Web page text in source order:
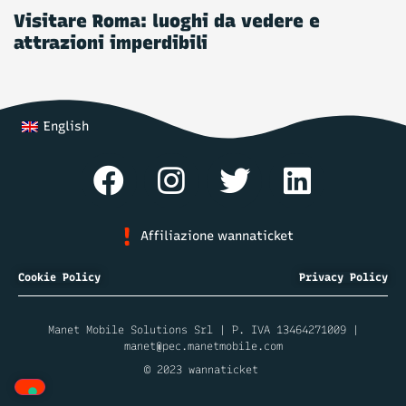
Visitare Roma: luoghi da vedere e
attrazioni imperdibili
English
Affiliazione wannaticket
Cookie Policy Privacy Policy
Manet Mobile Solutions Srl | P. IVA 13464271009 |
manet@pec.manetmobile.com
© 2023 wannaticket